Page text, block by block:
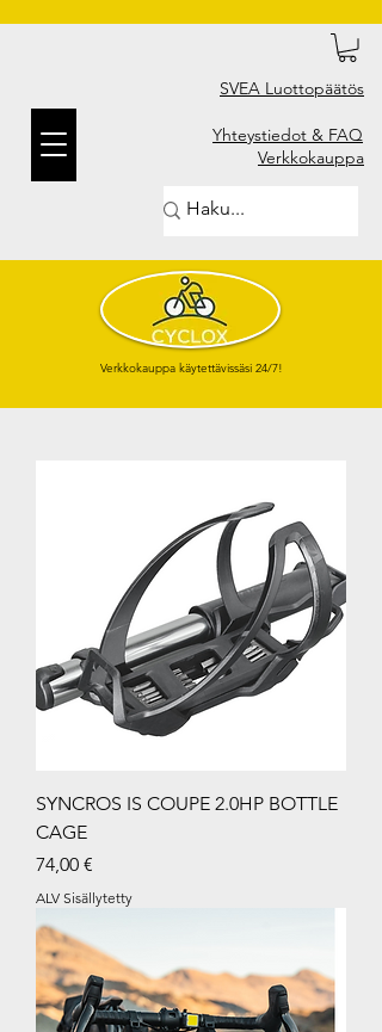
SVEA Luottopäätös
Yhteystiedot & FAQ
Verkkokauppa
Verkkokauppa käytettävissäsi 24/7!
SYNCROS IS COUPE 2.0HP BOTTLE
CAGE
Hinta
74,00 €
ALV Sisällytetty